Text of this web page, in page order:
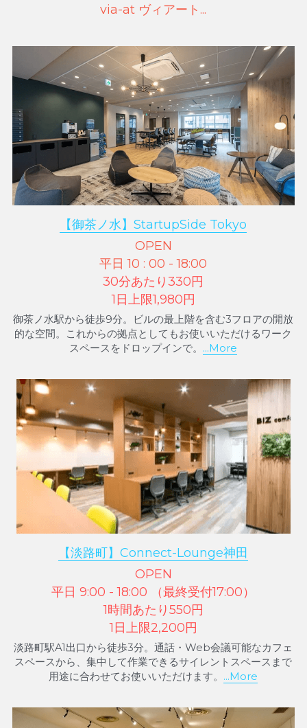
via-at ヴィアート...
【御茶ノ水】StartupSide Tokyo
OPEN
平日 10 : 00 - 18:00
30分あたり330円
1日上限1,980円
御茶ノ水駅から徒歩9分。ビルの最上階を含む3フロアの開放
的な空間。これからの拠点としてもお使いいただけるワーク
スペースをドロップインで。 ...More
【淡路町】Connect-Lounge神田
OPEN
平日 9:00 - 18:00 （最終受付17:00）
1時間あたり550円
1日上限2,200円
淡路町駅A1出口から徒歩3分。通話・Web会議可能なカフェ
スペースから、集中して作業できるサイレントスペースまで
用途に合わせてお使いいただけます。 ...More